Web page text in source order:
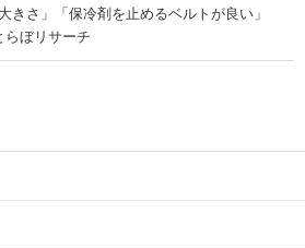
さ」「保冷剤を止めるベルトが良い」
らぼリサーチ